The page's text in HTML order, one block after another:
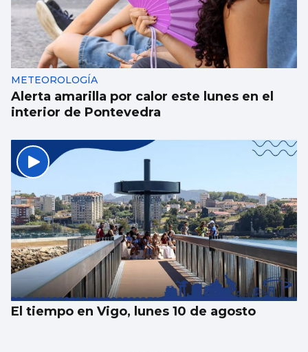
METEOROLOGÍA
Alerta amarilla por calor este lunes en el
interior de Pontevedra
El tiempo en Vigo, lunes 10 de agosto